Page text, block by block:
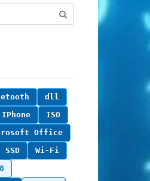
dll
IPhone
ISO
Office
SSD
Wi-Fi